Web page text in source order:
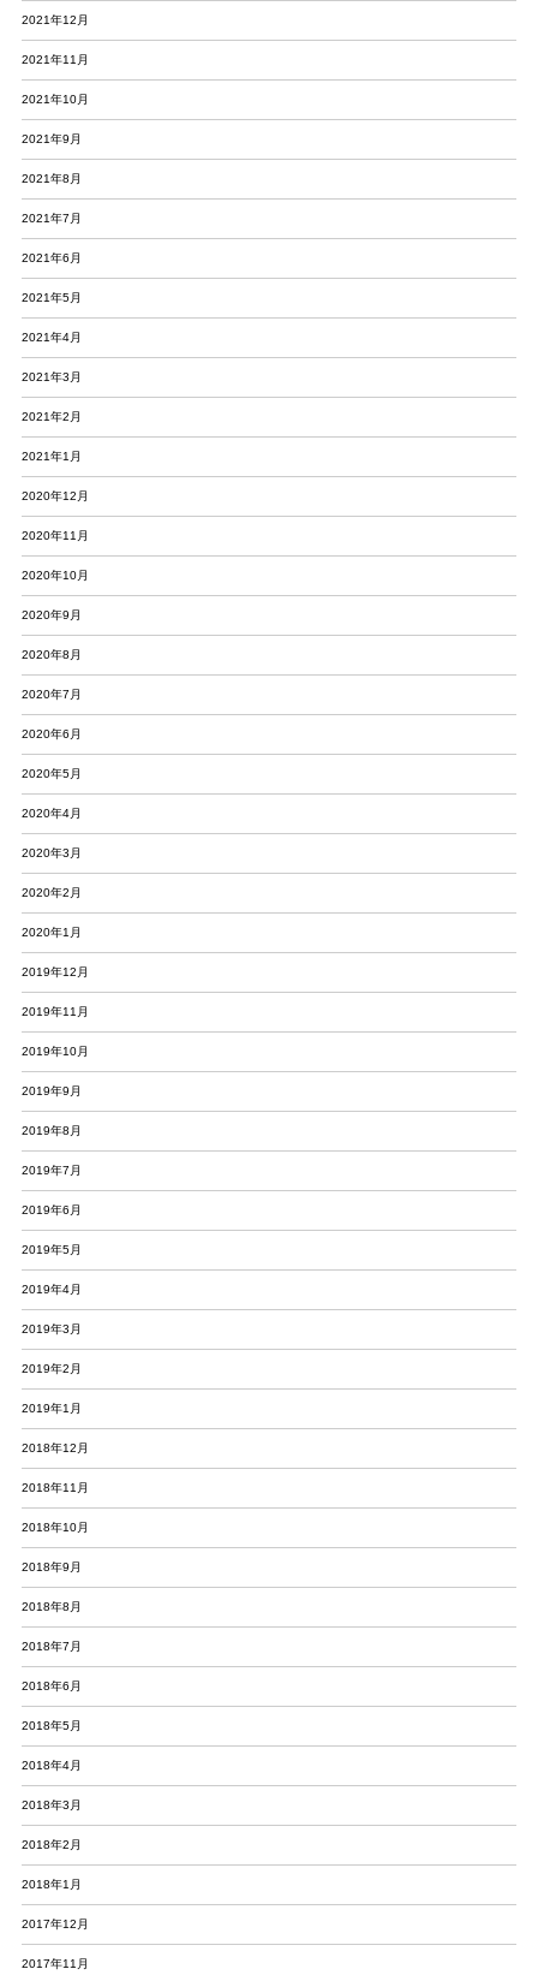
2021年12月
2021年11月
2021年10月
2021年9月
2021年8月
2021年7月
2021年6月
2021年5月
2021年4月
2021年3月
2021年2月
2021年1月
2020年12月
2020年11月
2020年10月
2020年9月
2020年8月
2020年7月
2020年6月
2020年5月
2020年4月
2020年3月
2020年2月
2020年1月
2019年12月
2019年11月
2019年10月
2019年9月
2019年8月
2019年7月
2019年6月
2019年5月
2019年4月
2019年3月
2019年2月
2019年1月
2018年12月
2018年11月
2018年10月
2018年9月
2018年8月
2018年7月
2018年6月
2018年5月
2018年4月
2018年3月
2018年2月
2018年1月
2017年12月
2017年11月